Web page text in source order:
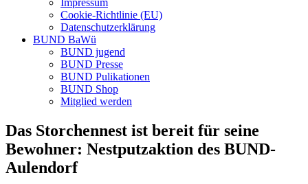
Impressum
Cookie-Richtlinie (EU)
Datenschutzerklärung
BUND BaWü
BUND jugend
BUND Presse
BUND Pulikationen
BUND Shop
Mitglied werden
Das Storchennest ist bereit für seine
Bewohner: Nestputzaktion des BUND-
Aulendorf